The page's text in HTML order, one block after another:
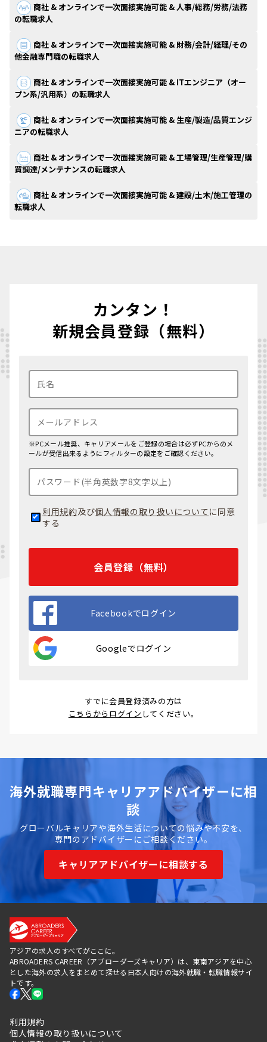
商社 & オンラインで一次面接実施可能 & 人事/総務/労務/法務
の転職求人
商社 & オンラインで一次面接実施可能 & 財務/会計/経理/その
他金融専門職の転職求人
商社 & オンラインで一次面接実施可能 & ITエンジニア（オー
プン系/汎用系）の転職求人
商社 & オンラインで一次面接実施可能 & 生産/製造/品質エンジ
ニアの転職求人
商社 & オンラインで一次面接実施可能 & 工場管理/生産管理/購
買調達/メンテナンスの転職求人
商社 & オンラインで一次面接実施可能 & 建設/土木/施工管理の
転職求人
カンタン！
新規会員登録（無料）
※PCメール推奨、キャリアメールをご登録の場合は必ずPCからのメ
ールが受信出来るようにフィルターの設定をご確認ください。
利用規約及び個人情報の取り扱いについて に同意
する
会員登録（無料）
Facebookでログイン
Googleでログイン
すでに会員登録済みの方は
こちらからログイン してください。
海外就職専門キャリアアドバイザーに相
談
グローバルキャリアや海外生活についての悩みや不安を、
専門のアドバイザーにご相談ください。
キャリアアドバイザーに相談する
アジアの求人のすべてがここに。
ABROADERS CAREER（アブローダーズキャリア）は、東南アジアを中心
とした海外の求人をまとめて探せる日本人向けの海外就職・転職情報サイ
トです。
利用規約
個人情報の取り扱いについて